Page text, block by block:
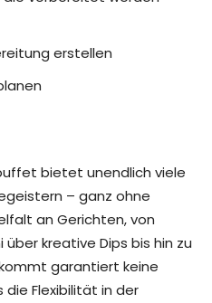
erstellen
bietet unendlich viele
– ganz ohne
an Gerichten, von
kreative Dips bis hin zu
garantiert keine
die Flexibilität in der